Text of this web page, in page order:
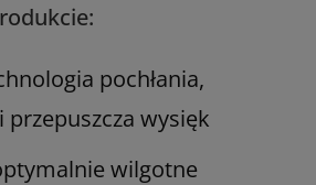
pochłania,
przepuszcza wysięk
wilgotne